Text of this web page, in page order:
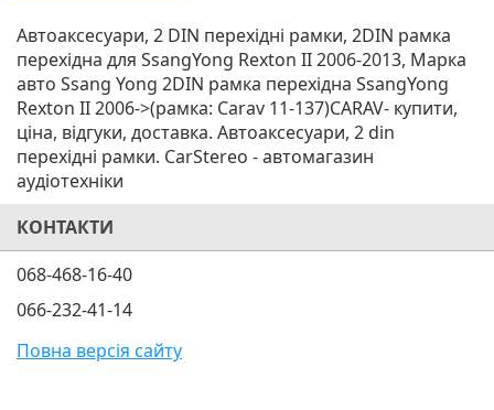
Автоаксесуари, 2 DIN перехідні рамки, 2DIN рамка
перехідна для SsangYong Rexton II 2006-2013, Марка
авто Ssang Yong 2DIN рамка перехідна SsangYong
Rexton II 2006->(рамка: Carav 11-137)CARAV- купити,
ціна, відгуки, доставка. Автоаксесуари, 2 din
перехідні рамки. CarStereo - автомагазин
аудіотехніки
КОНТАКТИ
068-468-16-40
066-232-41-14
Повна версія сайту